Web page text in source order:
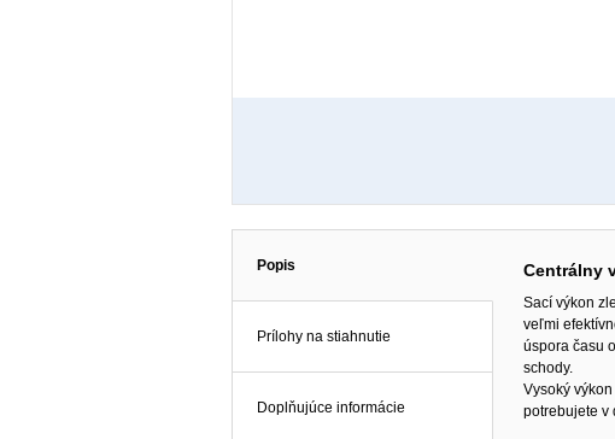
Popis
Prílohy na stiahnutie
Doplňujúce informácie
Centrálny
Sací výkon
veľmi
úspora času
schody.
Vysoký
potrebujete v